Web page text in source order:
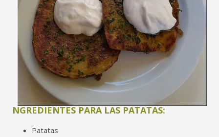
NGREDIENTES PARA LAS PATATAS:
Patatas